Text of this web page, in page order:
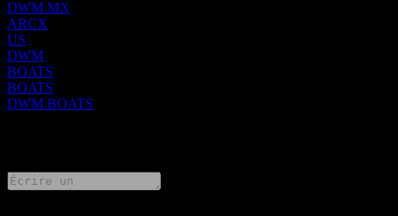
DWM.MX
ARCX
US
DWM
BOATS
BOATS
DWM.BOATS